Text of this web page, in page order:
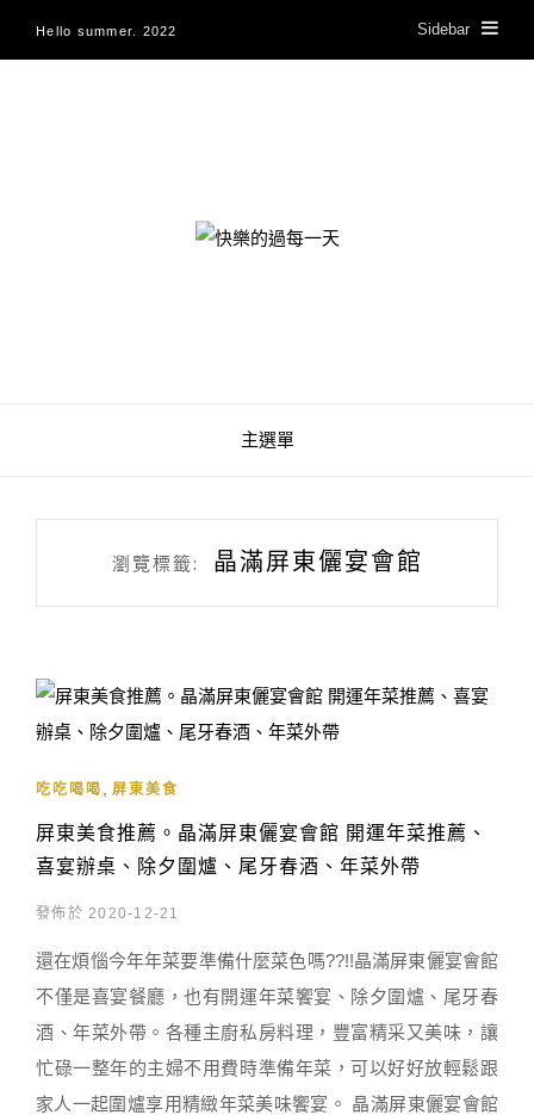
Hello summer. 2022 Sidebar
快樂的過每一天
主選單
瀏覽標籤: 晶滿屏東儷宴會館
吃吃喝喝 屏東美食
屏東美食推薦。晶滿屏東儷宴會館 開運年菜推薦、
喜宴辦桌、除夕圍爐、尾牙春酒、年菜外帶
發佈於 2020-12-21
還在煩惱今年年菜要準備什麼菜色嗎??!!晶滿屏東儷宴會館
不僅是喜宴餐廳，也有開運年菜饗宴、除夕圍爐、尾牙春
酒、年菜外帶。各種主廚私房料理，豐富精采又美味，讓
忙碌一整年的主婦不用費時準備年菜，可以好好放輕鬆跟
家人一起圍爐享用精緻年菜美味饗宴。 晶滿屏東儷宴會館